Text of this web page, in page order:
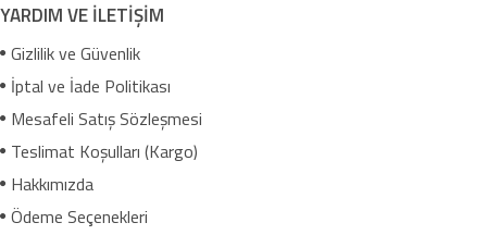
YARDIM VE İLETİŞİM
Gizlilik ve Güvenlik
İptal ve İade Politikası
Mesafeli Satış Sözleşmesi
Teslimat Koşulları (Kargo)
Hakkımızda
Ödeme Seçenekleri